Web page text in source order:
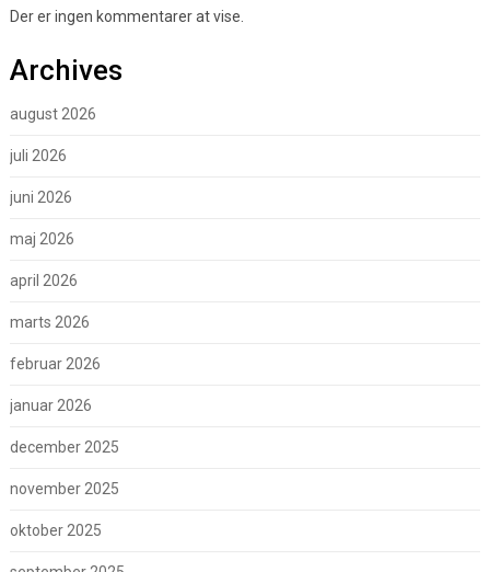
Der er ingen kommentarer at vise.
Archives
august 2026
juli 2026
juni 2026
maj 2026
april 2026
marts 2026
februar 2026
januar 2026
december 2025
november 2025
oktober 2025